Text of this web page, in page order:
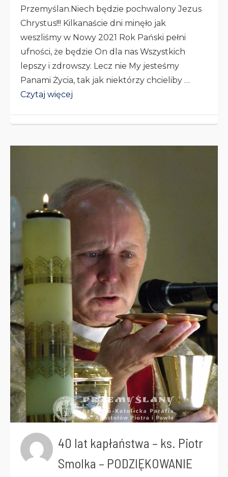
Przemyślan.Niech będzie pochwalony Jezus
Chrystus!!! Kilkanaście dni minęło jak
weszliśmy w Nowy 2021 Rok Pański pełni
ufności, że będzie On dla nas Wszystkich
lepszy i zdrowszy. Lecz nie My jesteśmy
Panami Życia, tak jak niektórzy chcieliby …
Czytaj więcej
40 lat kapłaństwa – ks. Piotr
Smolka – PODZIĘKOWANIE